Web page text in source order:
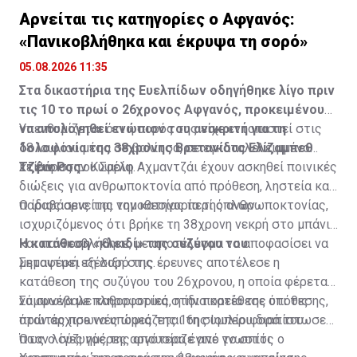
Αρνείται τις κατηγορίες ο Αφγανός:
«Πανικοβλήθηκα και έκρυψα τη σορό»
05.08.2026 11:35
Στα δικαστήρια της Ευελπίδων οδηγήθηκε λίγο πριν
τις 10 το πρωί ο 26χρονος Αφγανός, προκειμένου
να απολογηθεί ενώπιον του ανακριτή για τη
δολοφονία της 38χρονης Βρετανίδας Ελίζαμπεθ
Τζέιν Ρος.
Υπενθυμίζεται ότι η σορός της είχε εντοπιστεί στις
18 Ιουλίου μέσα σε βαλίτσα, σε εγκαταλελειμμένο
κτίριο στην Κυψέλη.
Σε βάρος του Σαρίφ Αχμαντζάι έχουν ασκηθεί ποινικές
διώξεις για ανθρωποκτονία από πρόθεση, ληστεία και
παραβάσεις της νομοθεσίας περί όπλων.
Ο ίδιος αρνείται την κατηγορία της ανθρωποκτονίας,
ισχυριζόμενος ότι βρήκε τη 38χρονη νεκρή στο μπάνιο
και πανικοβλήθηκε, με αποτέλεσμα να αποφασίσει να
μεταφέρει τη σορό της.
Η κατάθεση «κλειδί» της συζύγου του
Σημαντική εξέλιξη στις έρευνες αποτέλεσε η
κατάθεση της συζύγου του 26χρονου, η οποία φέρεται
να συνέβαλε καθοριστικά στην πορεία της υπόθεσης,
όταν άρχισε να υποψιάζεται τη συμπεριφορά του.
Σύμφωνα με πληροφορίες, η ίδια κατέθεσε ότι τις
πρώτες πρωινές ώρες της 16ης Ιουλίου διαπίστωσε
πως ο σύζυγός της απουσίαζε από το σπίτι.
Όταν λίγες ημέρες αργότερα έγινε γνωστός ο